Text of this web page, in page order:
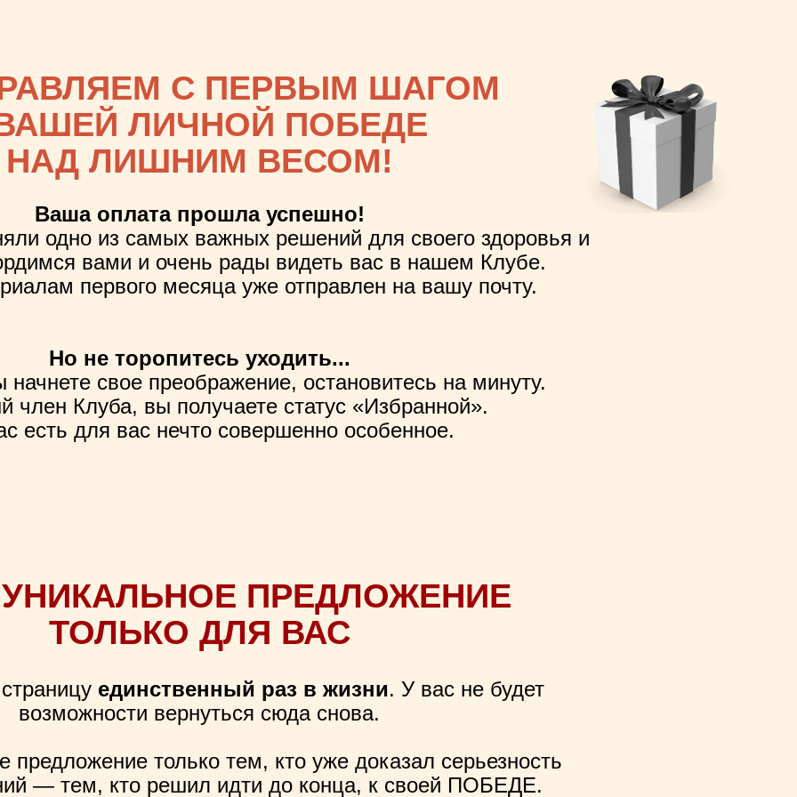
Ваша оплата прошла успешно!
одно из самых важных решений для своего здоровья и
вами и очень рады видеть вас в нашем Клубе.
первого месяца уже отправлен на вашу почту.
Но не торопитесь уходить...
свое преображение, остановитесь на минуту.
член Клуба, вы получаете статус «Избранной».
есть для вас нечто совершенно особенное.
С ПЕРВЫМ ШАГОМ
ЛИЧНОЙ ПОБЕДЕ
НАД ЛИШНИМ ВЕСОМ!
единственный раз в жизни. У вас не будет
возможности вернуться сюда снова.
только тем, кто уже доказал серьезность
— тем, кто решил идти до конца, к своей ПОБЕДЕ.
ПРЕДЛОЖЕНИЕ
ТОЛЬКО ДЛЯ ВАС
единственный раз
вернуться сюда снова.
только тем, кто уже доказал серьезность
кто решил идти до конца, к своей ПОБЕДЕ.
кто понимает: временные меры дают временный
09:42
ПРЕДЛОЖЕНИЕ ДЕЙСТВУЕТ ЕЩЕ